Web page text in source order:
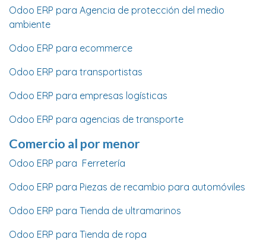
Odoo ERP para Agencia de protección del medio
ambiente
Odoo ERP para ecommerce
Odoo ERP para transportistas
Odoo ERP para empresas logísticas
Odoo ERP para agencias de transporte
Comercio al por menor
Odoo ERP para Ferretería
Odoo ERP para Piezas de recambio para automóviles
Odoo ERP para Tienda de ultramarinos
Odoo ERP para Tienda de ropa